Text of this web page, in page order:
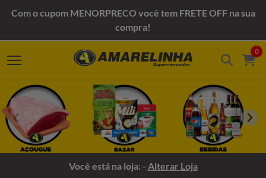
Com o cupom MENORPRECO você tem FRETE OFF na sua
compra!
0
Você está na loja: - Alterar Loja